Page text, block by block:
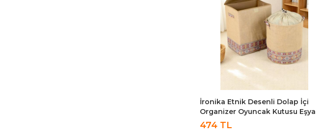
İronika Etnik Desenli Dolap İçi
Organizer Oyuncak Kutusu Eşya
Çamaşır Saklama Sepeti
Düzenleyici Kutu 2li Set
474 TL